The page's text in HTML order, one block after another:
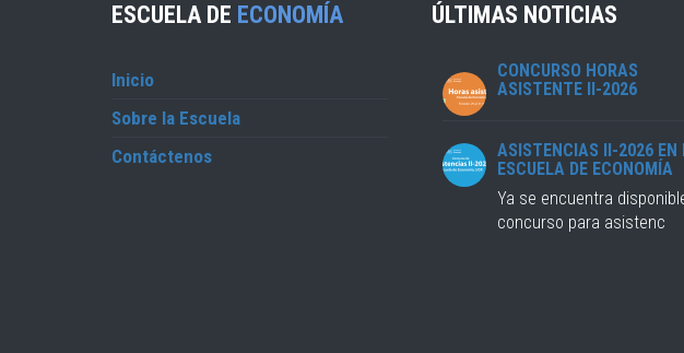
ESCUELA DE ECONOMÍA
Inicio
Sobre la Escuela
Contáctenos
ÚLTIMAS NOTICIAS
CONCURSO HORAS
ASISTENTE II-2026
ASISTENCIAS II-2026 EN
ESCUELA DE ECONOMÍA
Ya se encuentra
concurso para asistenc